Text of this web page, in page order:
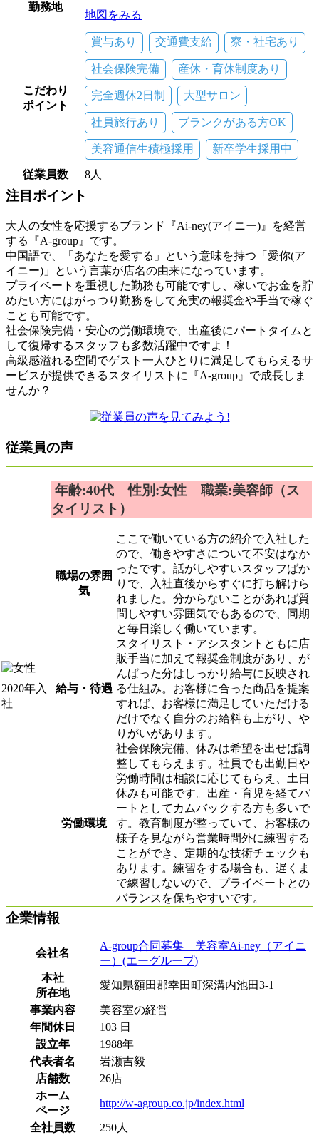
勤務地
地図をみる
こだわり
ポイント
賞与あり 交通費支給 寮・社宅あり
社会保険完備 産休・育休制度あり
完全週休2日制 大型サロン
社員旅行あり ブランクがある方OK
美容通信生積極採用 新卒学生採用中
従業員数 8人
注目ポイント
大人の女性を応援するブランド『Ai-ney(アイニー)』を経営
する『A-group』です。
中国語で、「あなたを愛する」という意味を持つ「愛你(ア
イニー)」という言葉が店名の由来になっています。
プライベートを重視した勤務も可能ですし、稼いでお金を貯
めたい方にはがっつり勤務をして充実の報奨金や手当で稼ぐ
ことも可能です。
社会保険完備・安心の労働環境で、出産後にパートタイムと
して復帰するスタッフも多数活躍中ですよ！
高級感溢れる空間でゲスト一人ひとりに満足してもらえるサ
ービスが提供できるスタイリストに『A-group』で成長しま
せんか？
従業員の声
2020年入
社
年齢:40代 性別:女性 職業:美容師（ス
タイリスト）
職場の雰囲
気
ここで働いている方の紹介で入社した
ので、働きやすさについて不安はなか
ったです。話がしやすいスタッフばか
りで、入社直後からすぐに打ち解けら
れました。分からないことがあれば質
問しやすい雰囲気でもあるので、同期
と毎日楽しく働いています。
給与・待遇
スタイリスト・アシスタントともに店
販手当に加えて報奨金制度があり、が
んばった分はしっかり給与に反映され
る仕組み。お客様に合った商品を提案
すれば、お客様に満足していただける
だけでなく自分のお給料も上がり、や
りがいがあります。
労働環境
社会保険完備、休みは希望を出せば調
整してもらえます。社員でも出勤日や
労働時間は相談に応じてもらえ、土日
休みも可能です。出産・育児を経てパ
ートとしてカムバックする方も多いで
す。教育制度が整っていて、お客様の
様子を見ながら営業時間外に練習する
ことができ、定期的な技術チェックも
あります。練習をする場合も、遅くま
で練習しないので、プライベートとの
バランスを保ちやすいです。
企業情報
会社名
A-group合同募集 美容室Ai-ney（アイニ
ー）(エーグループ)
本社
所在地
愛知県額田郡幸田町深溝内池田3-1
事業内容
美容室の経営
年間休日
103 日
設立年
1988年
代表者名
岩瀬吉毅
店舗数
26店
ホーム
ページ
http://w-agroup.co.jp/index.html
全社員数
250人